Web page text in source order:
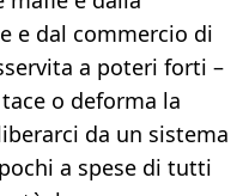
e dal commercio di
a poteri forti –
o deforma la
da un sistema
a spese di tutti